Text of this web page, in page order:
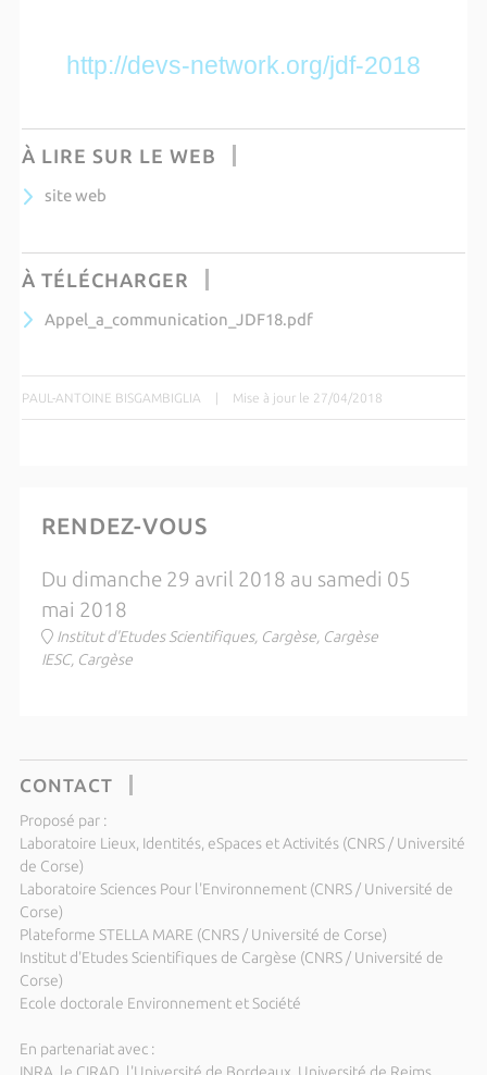
http://devs-network.org/jdf-2018
À LIRE SUR LE WEB
site web
À TÉLÉCHARGER
Appel_a_communication_JDF18.pdf
PAUL-ANTOINE BISGAMBIGLIA Mise à jour le 27/04/2018
RENDEZ-VOUS
Du dimanche 29 avril 2018 au samedi 05
mai 2018
Institut d'Etudes Scientifiques, Cargèse, Cargèse
IESC, Cargèse
CONTACT
Proposé par :
Laboratoire Lieux, Identités, eSpaces et Activités (CNRS / Université
de Corse)
Laboratoire Sciences Pour l'Environnement (CNRS / Université de
Corse)
Plateforme STELLA MARE (CNRS / Université de Corse)
Institut d'Etudes Scientifiques de Cargèse (CNRS / Université de
Corse)
Ecole doctorale Environnement et Société
En partenariat avec :